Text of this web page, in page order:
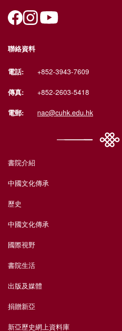
聯絡資料
電話: +852-3943-7609
傳真: +852-2603-5418
電郵: nac@cuhk.edu.hk
書院介紹
中國文化傳承
歷史
中國文化傳承
國際視野
書院生活
出版及媒體
捐贈新亞
新亞歷史網上資料庫